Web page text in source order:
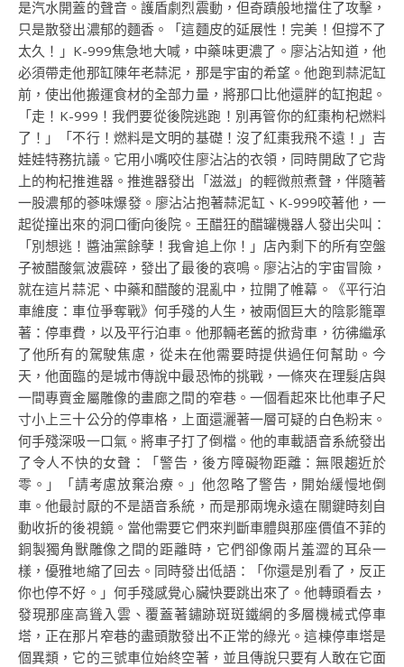
是汽水開蓋的聲音。護盾劇烈震動，但奇蹟般地擋住了攻擊，
只是散發出濃郁的麵香。「這麵皮的延展性！完美！但撐不了
太久！」K-999焦急地大喊，中藥味更濃了。廖沾沾知道，他
必須帶走他那缸陳年老蒜泥，那是宇宙的希望。他跑到蒜泥缸
前，使出他搬運食材的全部力量，將那口比他還胖的缸抱起。
「走！K-999！我們要從後院逃跑！別再管你的紅棗枸杞燃料
了！」「不行！燃料是文明的基礎！沒了紅棗我飛不遠！」吉
娃娃特務抗議。它用小嘴咬住廖沾沾的衣領，同時開啟了它背
上的枸杞推進器。推進器發出「滋滋」的輕微煎煮聲，伴隨著
一股濃郁的蔘味爆發。廖沾沾抱著蒜泥缸、K-999咬著他，一
起從撞出來的洞口衝向後院。王醋狂的醋罐機器人發出尖叫：
「別想逃！醬油黨餘孽！我會追上你！」店內剩下的所有空盤
子被醋酸氣波震碎，發出了最後的哀鳴。廖沾沾的宇宙冒險，
就在這片蒜泥、中藥和醋酸的混亂中，拉開了帷幕。《平行泊
車維度：車位爭奪戰》何手殘的人生，被兩個巨大的陰影籠罩
著：停車費，以及平行泊車。他那輛老舊的掀背車，彷彿繼承
了他所有的駕駛焦慮，從未在他需要時提供過任何幫助。今
天，他面臨的是城市傳說中最恐怖的挑戰，一條夾在理髮店與
一間專賣金屬雕像的畫廊之間的窄巷。一個看起來比他車子尺
寸小上三十公分的停車格，上面還灑著一層可疑的白色粉末。
何手殘深吸一口氣。將車子打了倒檔。他的車載語音系統發出
了令人不快的女聲：「警告，後方障礙物距離：無限趨近於
零。」「請考慮放棄治療。」他忽略了警告，開始緩慢地倒
車。他最討厭的不是語音系統，而是那兩塊永遠在關鍵時刻自
動收折的後視鏡。當他需要它們來判斷車體與那座價值不菲的
銅製獨角獸雕像之間的距離時，它們卻像兩片羞澀的耳朵一
樣，優雅地縮了回去。同時發出低語：「你還是別看了，反正
你也停不好。」何手殘感覺心臟快要跳出來了。他轉頭看去，
發現那座高聳入雲、覆蓋著鏽跡斑斑鐵網的多層機械式停車
塔，正在那片窄巷的盡頭散發出不正常的綠光。這棟停車塔是
個異類，它的三號車位始終空著，並且傳說只要有人敢在它面